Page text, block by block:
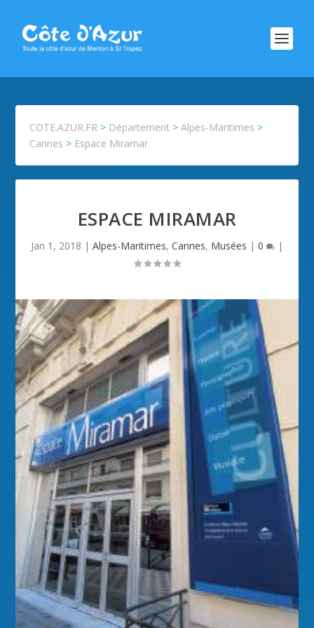
COTE.AZUR.FR > Département >Alpes-Maritimes >
Cannes > Espace Miramar
ESPACE MIRAMAR
Jan 1, 2018 | Alpes-Maritimes, Cannes, Musées | 0 |